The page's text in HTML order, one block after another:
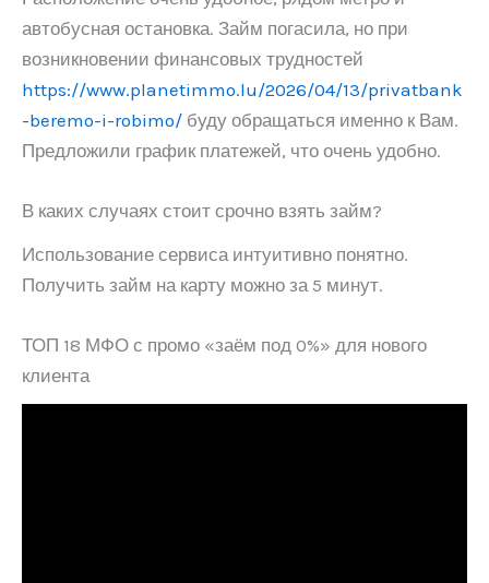
автобусная остановка. Займ погасила, но при
возникновении финансовых трудностей
https://www.planetimmo.lu/2026/04/13/privatbank
-beremo-i-robimo/ буду обращаться именно к Вам.
Предложили график платежей, что очень удобно.
В каких случаях стоит срочно взять займ?
Использование сервиса интуитивно понятно.
Получить займ на карту можно за 5 минут.
ТОП 18 МФО с промо «заём под 0%» для нового
клиента